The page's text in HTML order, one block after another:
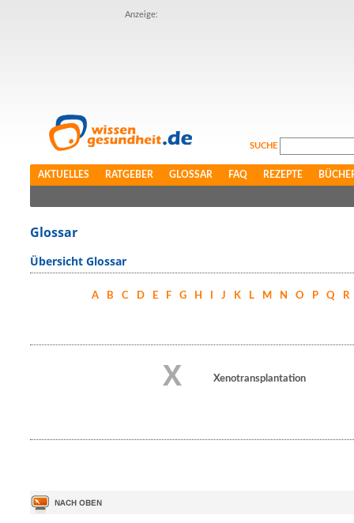
Anzeige:
SUCHE
AKTUELLES RATGEBER GLOSSAR FAQ REZEPTE
Glossar
Übersicht Glossar
A B C D E F G H J K L M N O P Q R
X Xenotransplantation